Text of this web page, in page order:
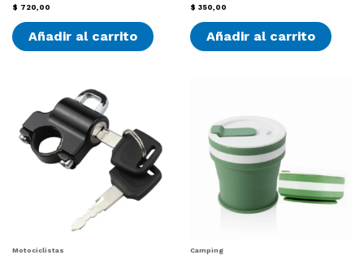
$ 720,00
Añadir al carrito
$ 350,00
Añadir al carrito
Motociclistas Camping